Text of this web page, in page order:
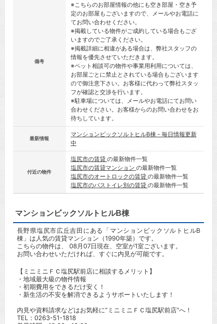
備考
※こちらのお部屋情報の他にも空き部屋・空き予
定のお部屋もございますので、メールやお電話に
てお問い合わせください。
※掲載している物件がご成約している場合もござ
いますのでご了承ください。
※掲載詳細に相違がある場合は、弊社スタッフの
情報を優先させていただきます。
※ペット相談可の物件や事業用利用については、
お部屋ごとに禁止とされている場合もございます
ので御注意下さい。お客様に代わって弊社スタッ
フが確認と交渉を行います。
※駐車場については、メールやお電話にてお問い
合わせください。お客様からのお問い合わせをお
待ちしています。
最新情報
マンションビックソルトヒルB棟 - 毎日情報更新
中
付近の物件
塩尻市の賃貸 の最新物件一覧
塩尻市の賃貸マンション の最新物件一覧
塩尻市のオートロックの賃貸 の最新物件一覧
塩尻市のバストイレ別の賃貸 の最新物件一覧
マンションビックソルトヒルB棟
長野県塩尻市広丘吉田にある「マンションビックソルトヒルB
棟」は人気の賃貸マンション（1990年築）です。
こちらの物件は、 08月07日現在、空室が1室ございます。
お問い合わせいただければ、すぐに内見が可能です。
【ミニミニＦＣ塩尻駅前店に相談するメリット】
・地域最大級の物件情報
・初期費用をできるだけ安く！
・新生活の不安を解消できるようサポートいたします！
内見や資料請求などはお気軽に”ミニミニＦＣ塩尻駅前店”へ！
TEL： 0263-51-1818